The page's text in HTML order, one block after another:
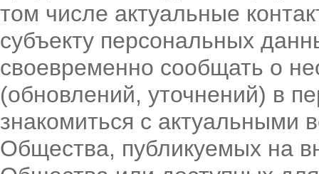
том числе актуальные
субъекту персональных
своевременно сообщать о
(обновлений, уточнений) в
знакомиться с актуальными
Общества, публикуемых на